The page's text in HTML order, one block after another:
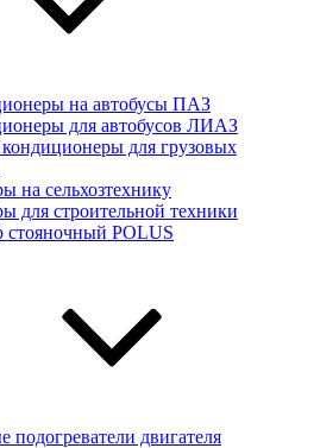
на автобусы ПАЗ
для автобусов ЛИАЗ
для грузовых
на сельхозтехнику
для строительной техники
стояночный POLUS
подогреватели двигателя